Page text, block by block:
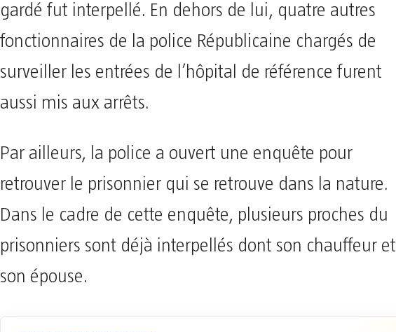
gardé fut interpellé. En dehors de lui, quatre autres
fonctionnaires de la police Républicaine chargés de
surveiller les entrées de l’hôpital de référence furent
aussi mis aux arrêts.
Par ailleurs, la police a ouvert une enquête pour
retrouver le prisonnier qui se retrouve dans la nature.
Dans le cadre de cette enquête, plusieurs proches du
prisonniers sont déjà interpellés dont son chauffeur et
son épouse.